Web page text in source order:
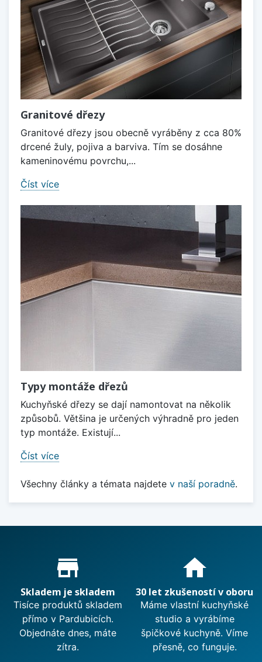
Granitové dřezy
Granitové dřezy jsou obecně vyráběny z cca 80%
drcené žuly, pojiva a barviva. Tím se dosáhne
kameninovému povrchu,...
Číst více
Typy montáže dřezů
Kuchyňské dřezy se dají namontovat na několik
způsobů. Většina je určených výhradně pro jeden
typ montáže. Existují...
Číst více
Všechny články a témata najdete v naší poradně.
Proč nakupovat u nás?
store_mall_directory
Skladem je skladem
Tisíce produktů skladem
přímo v Pardubicích.
Objednáte dnes, máte
zítra.
home
30 let zkušeností v oboru
Máme vlastní kuchyňské
studio a vyrábíme
špičkové kuchyně. Víme
přesně, co funguje.